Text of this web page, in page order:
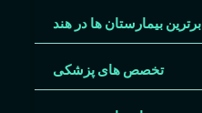
برترین بیمارستان ها در هند
تخصص های پزشکی